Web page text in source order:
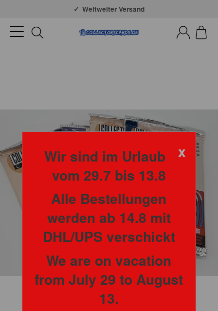
Weltweiter Versand
x
Wir sind im Urlaub
vom 29.7 bis 13.8
Alle Bestellungen
werden ab 14.8 mit
DHL/UPS verschickt
We are on vacation
from July 29 to August
13.